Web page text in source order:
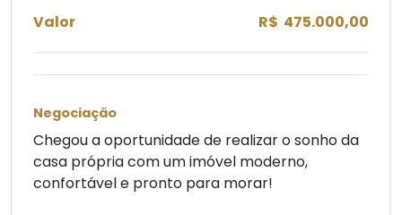
Valor R$ 475.000,00
Negociação
Chegou a oportunidade de realizar o sonho da
casa própria com um imóvel moderno,
confortável e pronto para morar!